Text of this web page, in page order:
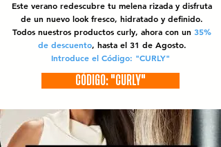
Este verano redescubre tu melena rizada y disfruta
de un nuevo look fresco, hidratado y definido.
Todos nuestros productos curly, ahora con un 35%
de descuento, hasta el 31 de Agosto.
Introduce el Código: "CURLY"
CÓDIGO: "CURLY"